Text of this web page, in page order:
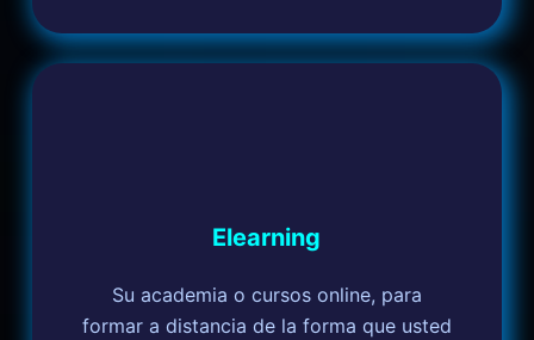
Elearning
Su academia o cursos online, para
formar a distancia de la forma que usted